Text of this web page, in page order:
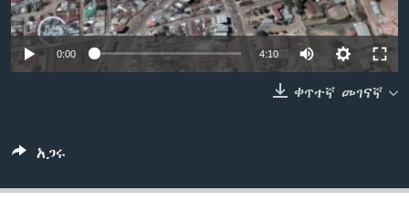
ቋንቋዎች
0:00 4:10
ቀጥተኛ መገናኛ
አጋሩ